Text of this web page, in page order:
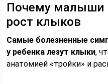
Почему малыши
рост клыков
Самые болезненные
у ребенка лезут клыки,
анатомией «тройки» и